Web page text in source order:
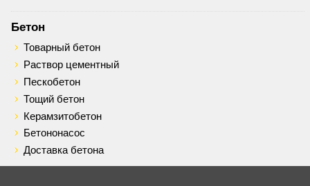
Бетон
Товарный бетон
Раствор цементный
Пескобетон
Тощий бетон
Керамзитобетон
Бетононасос
Доставка бетона